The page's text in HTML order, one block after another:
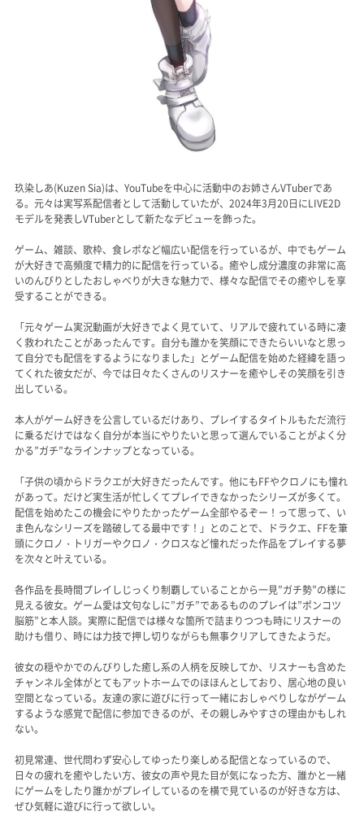
玖染しあ(Kuzen Sia)は、YouTubeを中心に活動中のお姉さんVTuberであ
る。元々は実写系配信者として活動していたが、2024年3月20日にLIVE2D
モデルを発表しVTuberとして新たなデビューを飾った。
ゲーム、雑談、歌枠、食レポなど幅広い配信を行っているが、中でもゲーム
が大好きで高頻度で精力的に配信を行っている。癒やし成分濃度の非常に高
いのんびりとしたおしゃべりが大きな魅力で、様々な配信でその癒やしを享
受することができる。
「元々ゲーム実況動画が大好きでよく見ていて、リアルで疲れている時に凄
く救われたことがあったんです。自分も誰かを笑顔にできたらいいなと思っ
て自分でも配信をするようになりました」とゲーム配信を始めた経緯を語っ
てくれた彼女だが、今では日々たくさんのリスナーを癒やしその笑顔を引き
出している。
本人がゲーム好きを公言しているだけあり、プレイするタイトルもただ流行
に乗るだけではなく自分が本当にやりたいと思って選んでいることがよく分
かる”ガチ”なラインナップとなっている。
「子供の頃からドラクエが大好きだったんです。他にもFFやクロノにも憧れ
があって。だけど実生活が忙しくてプレイできなかったシリーズが多くて。
配信を始めたこの機会にやりたかったゲーム全部やるぞー！って思って、い
ま色んなシリーズを踏破してる最中です！」とのことで、ドラクエ、FFを筆
頭にクロノ・トリガーやクロノ・クロスなど憧れだった作品をプレイする夢
を次々と叶えている。
各作品を長時間プレイしじっくり制覇していることから一見”ガチ勢”の様に
見える彼女。ゲーム愛は文句なしに”ガチ”であるもののプレイは”ポンコツ
脳筋”と本人談。実際に配信では様々な箇所で詰まりつつも時にリスナーの
助けも借り、時には力技で押し切りながらも無事クリアしてきたようだ。
彼女の穏やかでのんびりした癒し系の人柄を反映してか、リスナーも含めた
チャンネル全体がとてもアットホームでのほほんとしており、居心地の良い
空間となっている。友達の家に遊びに行って一緒におしゃべりしながゲーム
するような感覚で配信に参加できるのが、その親しみやすさの理由かもしれ
ない。
初見常連、世代問わず安心してゆったり楽しめる配信となっているので、
日々の疲れを癒やしたい方、彼女の声や見た目が気になった方、誰かと一緒
にゲームをしたり誰かがプレイしているのを横で見ているのが好きな方は、
ぜひ気軽に遊びに行って欲しい。